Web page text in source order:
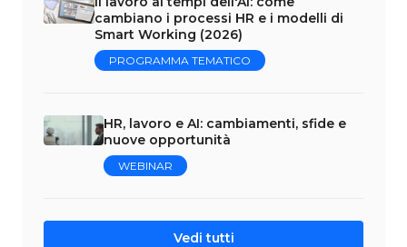
cambiano i processi HR e i modelli di
Smart Working (2026)
PROGRAMMA TEMATICO
HR, lavoro e AI: cambiamenti, sfide e
nuove opportunità
WEBINAR
Vedi tutti